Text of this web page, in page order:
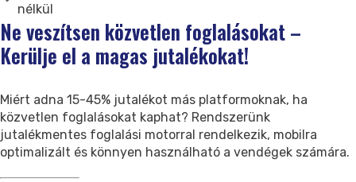
nélkül
Ne veszítsen közvetlen foglalásokat –
Kerülje el a magas jutalékokat!
Miért adna 15-45% jutalékot más platformoknak, ha
közvetlen foglalásokat kaphat? Rendszerünk
jutalékmentes foglalási motorral rendelkezik, mobilra
optimalizált és könnyen használható a vendégek számára.